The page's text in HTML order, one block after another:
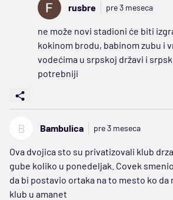
rusbre pre 3 meseca
ne može novi stadioni će biti
kokinom brodu, babinom zubu i
vodećima u srpskoj državi i
potrebniji
B Bambulica pre 3 meseca
Ova dvojica sto su privatizovali klub
gube koliko u ponedeljak. Covek
da bi postavio ortaka na to mesto ko da
klub u amanet